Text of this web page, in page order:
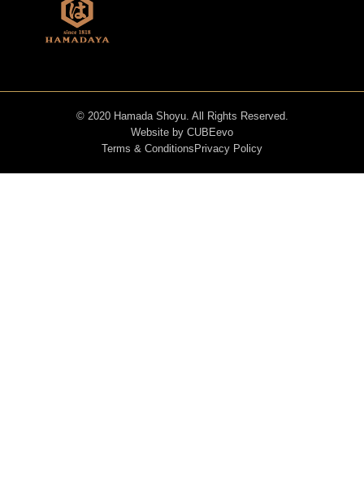
© 2020 Hamada Shoyu. All Rights Reserved.
Website by CUBEevo
Terms & ConditionsPrivacy Policy